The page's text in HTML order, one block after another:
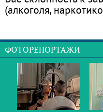
(алкоголя,
ФОТОРЕПОРТАЖИ